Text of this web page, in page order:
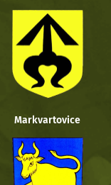
Markvartovice